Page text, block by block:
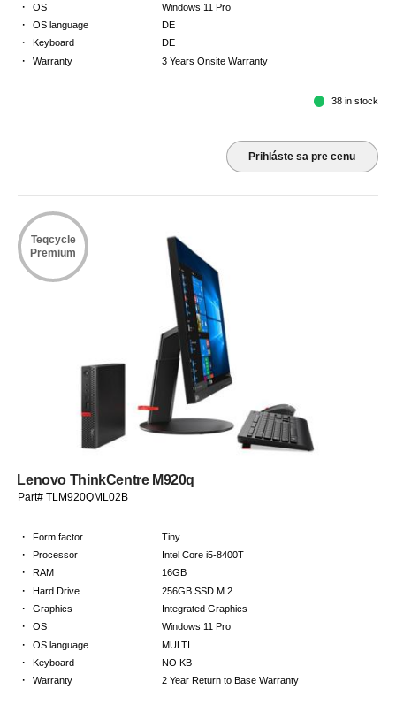
· OS Windows 11 Pro
· OS language DE
· Keyboard DE
· Warranty 3 Years Onsite Warranty
38 in stock
Prihláste sa pre cenu
Teqcycle
Premium
Lenovo ThinkCentre M920q
Part# TLM920QML02B
· Form factor Tiny
· Processor Intel Core i5-8400T
· RAM 16GB
· Hard Drive 256GB SSD M.2
· Graphics Integrated Graphics
· OS Windows 11 Pro
· OS language MULTI
· Keyboard NO KB
· Warranty 2 Year Return to Base Warranty